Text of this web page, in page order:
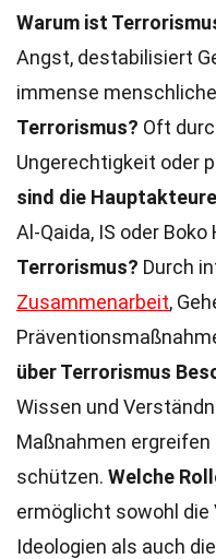
Warum ist
Angst, destabilisiert
immense
Terrorismus? Oft
Ungerechtigkeit oder
sind die
Al-Qaida, IS oder Boko
Terrorismus? Durch
Zusammenarbeit,
über Terrorismus
Wissen und
Maßnahmen
schützen. Welche
ermöglicht sowohl
Ideologien als auch